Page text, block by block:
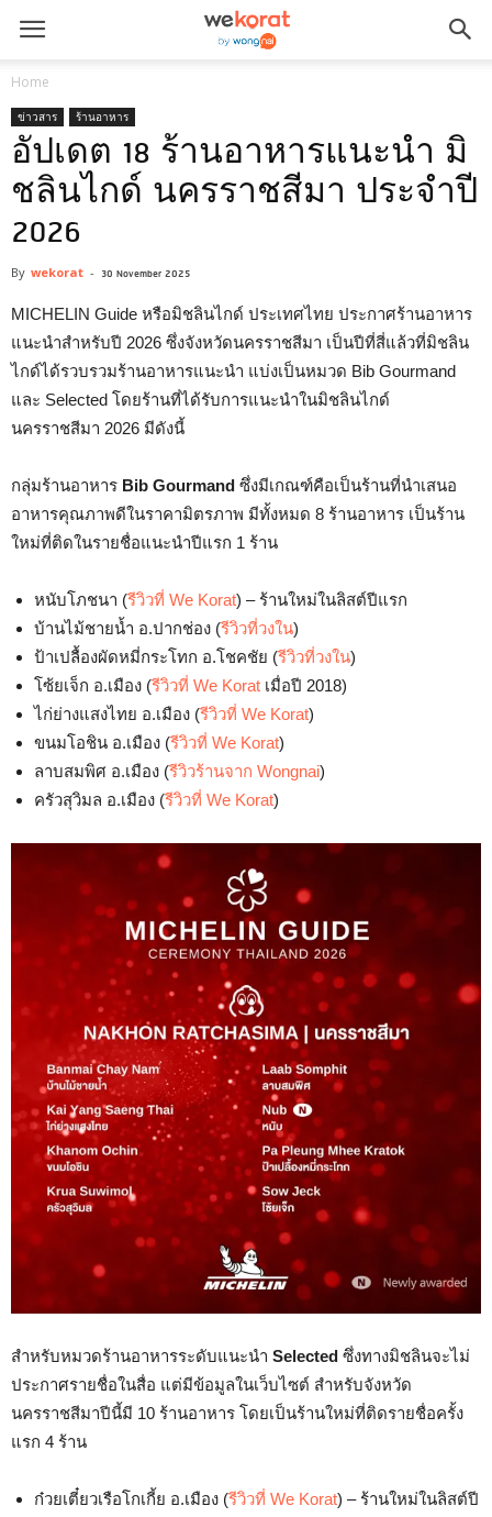
Home
ข่าวสาร ร้านอาหาร
อัปเดต 18 ร้านอาหารแนะนำ มิ
ชลินไกด์ นครราชสีมา ประจำปี
2026
By wekorat - 30 November 2025
MICHELIN Guide หรือมิชลินไกด์ ประเทศไทย ประกาศร้านอาหาร
แนะนำสำหรับปี 2026 ซึ่งจังหวัดนครราชสีมา เป็นปีที่สี่แล้วที่มิชลิน
ไกด์ได้รวบรวมร้านอาหารแนะนำ แบ่งเป็นหมวด Bib Gourmand
และ Selected โดยร้านที่ได้รับการแนะนำในมิชลินไกด์
นครราชสีมา 2026 มีดังนี้
กลุ่มร้านอาหาร Bib Gourmand ซึ่งมีเกณฑ์คือเป็นร้านที่นำเสนอ
อาหารคุณภาพดีในราคามิตรภาพ มีทั้งหมด 8 ร้านอาหาร เป็นร้าน
ใหม่ที่ติดในรายชื่อแนะนำปีแรก 1 ร้าน
หนับโภชนา (รีวิวที่ We Korat) – ร้านใหม่ในลิสต์ปีแรก
บ้านไม้ชายน้ำ อ.ปากช่อง (รีวิวที่วงใน)
ป้าเปลื้องผัดหมี่กระโทก อ.โชคชัย (รีวิวที่วงใน)
โซ้ยเจ็ก อ.เมือง (รีวิวที่ We Korat เมื่อปี 2018)
ไก่ย่างแสงไทย อ.เมือง (รีวิวที่ We Korat)
ขนมโอชิน อ.เมือง (รีวิวที่ We Korat)
ลาบสมพิศ อ.เมือง (รีวิวร้านจาก Wongnai)
ครัวสุวิมล อ.เมือง (รีวิวที่ We Korat)
สำหรับหมวดร้านอาหารระดับแนะนำ Selected ซึ่งทางมิชลินจะไม่
ประกาศรายชื่อในสื่อ แต่มีข้อมูลในเว็บไซต์ สำหรับจังหวัด
นครราชสีมาปีนี้มี 10 ร้านอาหาร โดยเป็นร้านใหม่ที่ติดรายชื่อครั้ง
แรก 4 ร้าน
ก๋วยเตี๋ยวเรือโกเกี้ย อ.เมือง (รีวิวที่ We Korat) – ร้านใหม่ในลิสต์ปี